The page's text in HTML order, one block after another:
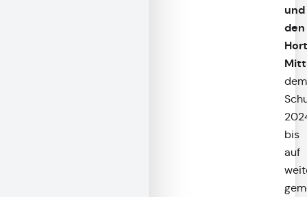
und
den
Hort
dem
bis
auf